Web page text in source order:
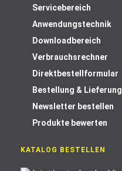
Servicebereich
Anwendungstechnik
Downloadbereich
Verbrauchsrechner
Direktbestellformular
Bestellung & Lieferung
Newsletter bestellen
Produkte bewerten
KATALOG BESTELLEN